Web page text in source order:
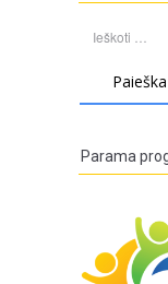
Parama